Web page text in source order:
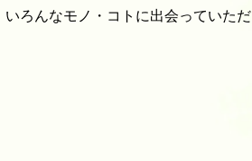
ろんなモノ・コトに出会っていた